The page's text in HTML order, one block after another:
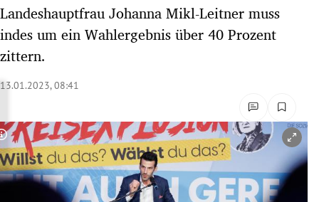
Untermenü
Untermenü
Untermenü
Untermenü
Landeshauptfrau Johanna Mikl-Leitner muss
indes um ein Wahlergebnis über 40 Prozent
zittern.
13.01.2023, 08:41
Copyright-Hinweis öffnen/schließen